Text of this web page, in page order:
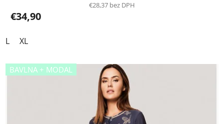
€28,37 bez DPH
€34,90
L XL
BAVLNA + MODAL